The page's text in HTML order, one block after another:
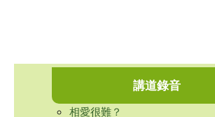
講道錄音
相愛很難？